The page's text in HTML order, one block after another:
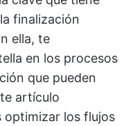
finalización
ella, te
en los procesos
que pueden
artículo
optimizar los flujos